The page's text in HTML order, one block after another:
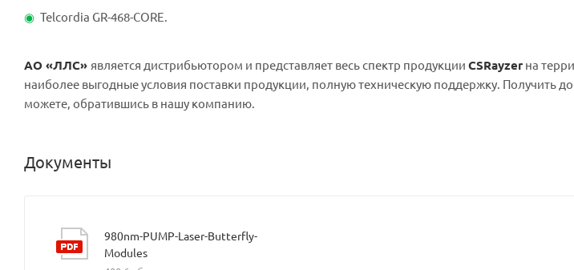
Telcordia GR-468-CORE.
АО «ЛЛС» является дистрибьютором и представляет весь спектр продукции CSRayzer на
наиболее выгодные условия поставки продукции, полную техническую поддержку. Получить
можете, обратившись в нашу компанию.
Документы
980nm-PUMP-Laser-Butterfly-
Modules